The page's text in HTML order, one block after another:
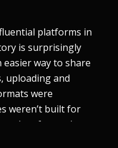
platforms in
is surprisingly
easier way to share
uploading and
were
weren’t built for
focused on